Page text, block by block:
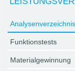
Analysenverzeichnis
Funktionstests
Materialgewinnung